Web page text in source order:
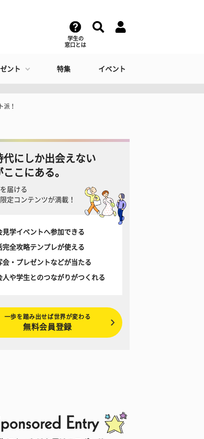
学生の
窓口とは
ント 特集 イベント
派！
代にしか出会えない
こにある。
届ける
定コンテンツが満載！
見学イベントへ参加できる
完全攻略テンプレが使える
会・プレゼントなどが当たる
人や学生とのつながりがつくれる
一歩を踏み出せば世界が変わる
無料会員登録